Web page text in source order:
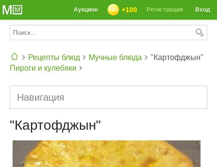
Вход
Регистрация
+100
Аукцион
Рецепты блюд
Мучные блюда
Пироги и кулебяки
"Картофджын"
Навигация
"Картофджын"